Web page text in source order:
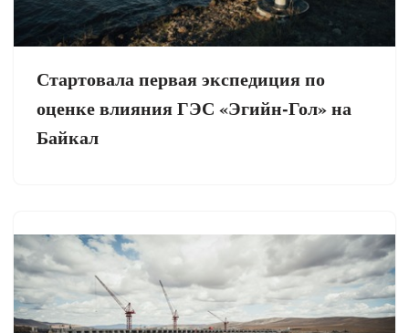
Стартовала первая экспедиция по
оценке влияния ГЭС «Эгийн-Гол» на
Байкал